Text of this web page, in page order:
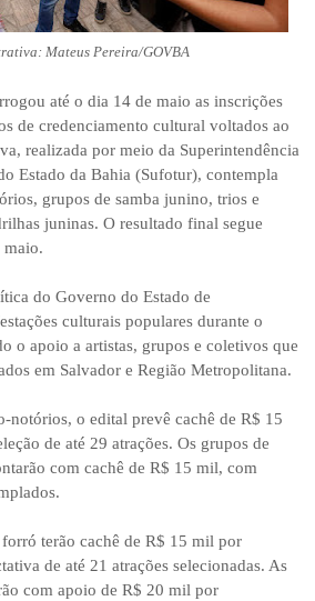
Mateus Pereira/GOVBA
até o dia 14 de maio as inscrições
de credenciamento cultural voltados ao
realizada por meio da Superintendência
Estado da Bahia (Sufotur), contempla
grupos de samba junino, trios e
juninas. O resultado final segue
maio.
do Governo do Estado de
culturais populares durante o
o apoio a artistas, grupos e coletivos que
em Salvador e Região Metropolitana.
notórios, o edital prevê cachê de R$ 15
de até 29 atrações. Os grupos de
com cachê de R$ 15 mil, com
terão cachê de R$ 15 mil por
de até 21 atrações selecionadas. As
com apoio de R$ 20 mil por